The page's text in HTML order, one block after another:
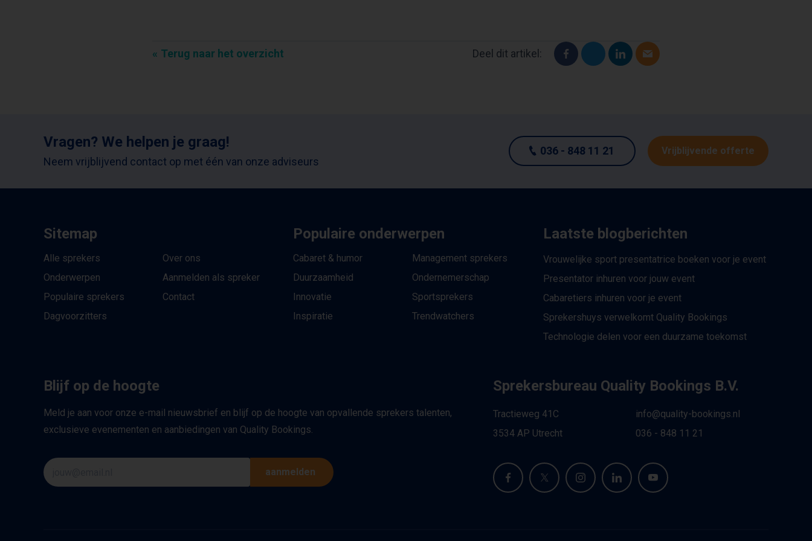
Terug naar het overzicht Deel dit artikel:
Vragen? We helpen je graag!
Neem vrijblijvend contact op met één van onze adviseurs
036 - 848 11 21 Vrijblijvende offerte
Sitemap
Alle sprekers
Onderwerpen
Populaire sprekers
Dagvoorzitters
Over ons
Aanmelden als spreker
Contact
Populaire onderwerpen
Cabaret & humor
Duurzaamheid
Innovatie
Inspiratie
Management sprekers
Ondernemerschap
Sportsprekers
Trendwatchers
Laatste blogberichten
Vrouwelijke sport presentatrice boeken voor je event
Presentator inhuren voor jouw event
Cabaretiers inhuren voor je event
Sprekershuys verwelkomt Quality Bookings
Technologie delen voor een duurzame toekomst
Blijf op de hoogte
Meld je aan voor onze e-mail nieuwsbrief en blijf op de hoogte van opvallende sprekers talenten,
exclusieve evenementen en aanbiedingen van Quality Bookings.
aanmelden
Sprekersbureau Quality Bookings B.V.
Tractieweg 41C
3534 AP Utrecht
info@quality-bookings.nl
036 - 848 11 21